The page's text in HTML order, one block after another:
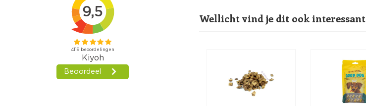
Wellicht vind je dit ook interessant